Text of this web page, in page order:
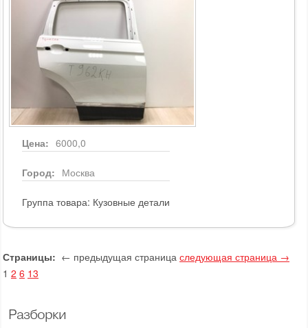
Разборки
Цена: 6000,0
Город: Москва
Группа товара: Кузовные детали
Страницы: ← предыдущая страница следующая страница →
1 2 6 13